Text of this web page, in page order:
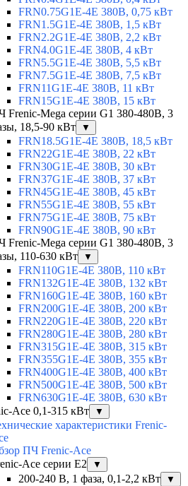
FRN0.75G1E-4E 380В, 0,75 кВт
FRN1.5G1E-4E 380В, 1,5 кВт
FRN2.2G1E-4E 380В, 2,2 кВт
FRN4.0G1E-4E 380В, 4 кВт
FRN5.5G1E-4E 380В, 5,5 кВт
FRN7.5G1E-4E 380В, 7,5 кВт
FRN11G1E-4E 380В, 11 кВт
FRN15G1E-4E 380В, 15 кВт
Frenic-Mega серии G1 380-480В, 3
18,5-90 кВт
▼
FRN18.5G1E-4E 380В, 18,5 кВт
FRN22G1E-4E 380В, 22 кВт
FRN30G1E-4E 380В, 30 кВт
FRN37G1E-4E 380В, 37 кВт
FRN45G1E-4E 380В, 45 кВт
FRN55G1E-4E 380В, 55 кВт
FRN75G1E-4E 380В, 75 кВт
FRN90G1E-4E 380В, 90 кВт
Frenic-Mega серии G1 380-480В, 3
110-630 кВт
▼
FRN110G1E-4E 380В, 110 кВт
FRN132G1E-4E 380В, 132 кВт
FRN160G1E-4E 380В, 160 кВт
FRN200G1E-4E 380В, 200 кВт
FRN220G1E-4E 380В, 220 кВт
FRN280G1E-4E 380В, 280 кВт
FRN315G1E-4E 380В, 315 кВт
FRN355G1E-4E 380В, 355 кВт
FRN400G1E-4E 380В, 400 кВт
FRN500G1E-4E 380В, 500 кВт
FRN630G1E-4E 380В, 630 кВт
Ace 0,1-315 кВт
▼
характеристики Frenic-
ПЧ Frenic-Ace
Ace серии E2
▼
200-240 В, 1 фаза, 0,1-2,2 кВт ▼